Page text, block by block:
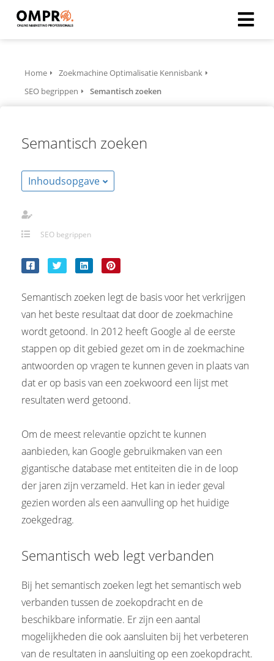
Home
Zoekmachine Optimalisatie Kennisbank
SEO begrippen
Semantisch zoeken
Semantisch zoeken
Inhoudsopgave
SEO begrippen
Semantisch zoeken legt de basis voor het verkrijgen
van het beste resultaat dat door de zoekmachine
wordt getoond. In 2012 heeft Google al de eerste
stappen op dit gebied gezet om in de zoekmachine
antwoorden op vragen te kunnen geven in plaats van
dat er op basis van een zoekwoord een lijst met
resultaten werd getoond.
Om de meest relevantie opzicht te kunnen
aanbieden, kan Google gebruikmaken van een
gigantische database met entiteiten die in de loop
der jaren zijn verzameld. Het kan in ieder geval
gezien worden als een aanvulling op het huidige
zoekgedrag.
Semantisch web legt verbanden
Bij het semantisch zoeken legt het semantisch web
verbanden tussen de zoekopdracht en de
beschikbare informatie. Er zijn een aantal
mogelijkheden die ook aansluiten bij het verbeteren
van de resultaten in aansluiting op een zoekopdracht.
om
Ze
gebruikt
deze
worden
van
op
de
website-